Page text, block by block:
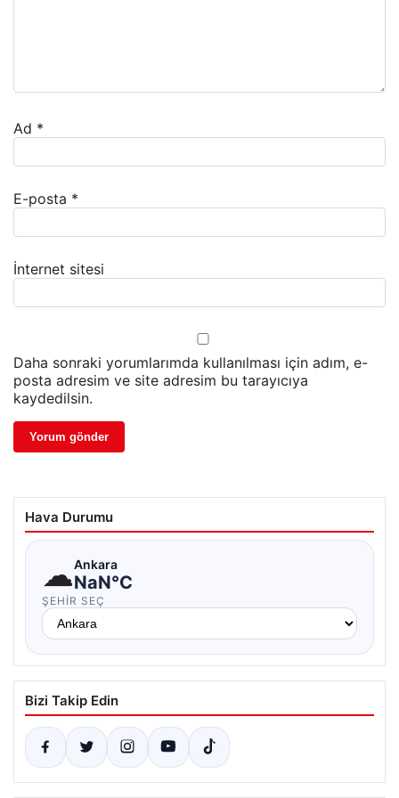
Ad *
E-posta *
İnternet sitesi
Daha sonraki yorumlarımda kullanılması için adım, e-
posta adresim ve site adresim bu tarayıcıya
kaydedilsin.
Hava Durumu
☁Ankara
NaN°C
ŞEHIR SEÇ
Bizi Takip Edin